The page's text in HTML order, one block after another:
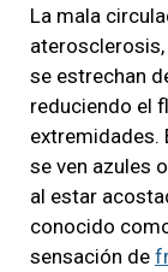
La mala
se estrechan
reduciendo el
extremidades.
se ven azules
al estar
conocido
sensación de